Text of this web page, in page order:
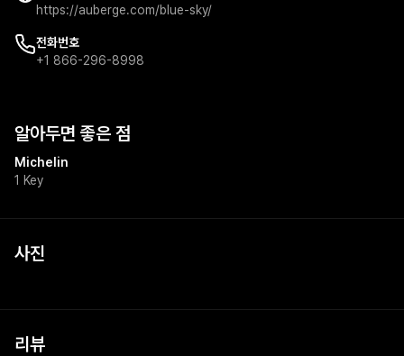
https://auberge.com/blue-sky/
전화번호
+1 866-296-8998
알아두면 좋은 점
Michelin
1 Key
사진
리뷰